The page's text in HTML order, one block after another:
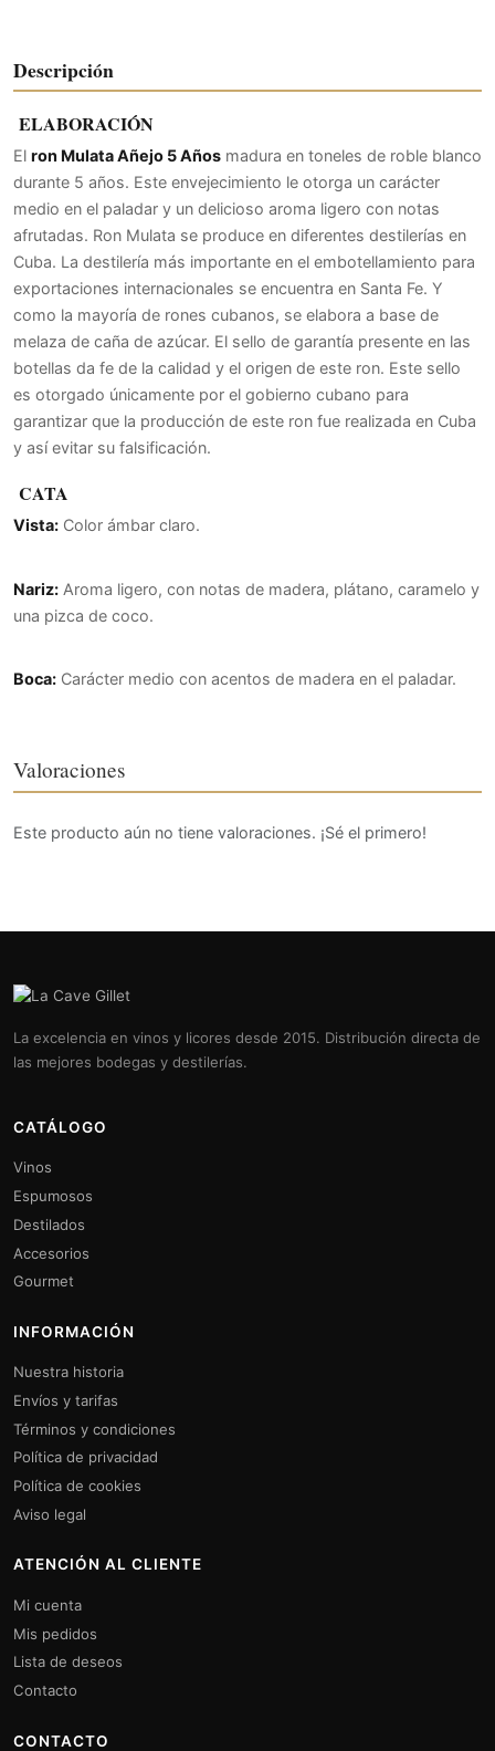
Descripción
ELABORACIÓN
El ron Mulata Añejo 5 Años madura en toneles de roble blanco
durante 5 años. Este envejecimiento le otorga un carácter
medio en el paladar y un delicioso aroma ligero con notas
afrutadas. Ron Mulata se produce en diferentes destilerías en
Cuba. La destilería más importante en el embotellamiento para
exportaciones internacionales se encuentra en Santa Fe. Y
como la mayoría de rones cubanos, se elabora a base de
melaza de caña de azúcar. El sello de garantía presente en las
botellas da fe de la calidad y el origen de este ron. Este sello
es otorgado únicamente por el gobierno cubano para
garantizar que la producción de este ron fue realizada en Cuba
y así evitar su falsificación.
CATA
Vista: Color ámbar claro.
Nariz: Aroma ligero, con notas de madera, plátano, caramelo y
una pizca de coco.
Boca: Carácter medio con acentos de madera en el paladar.
Valoraciones
Este producto aún no tiene valoraciones. ¡Sé el primero!
La excelencia en vinos y licores desde 2015. Distribución directa de
las mejores bodegas y destilerías.
CATÁLOGO
Vinos
Espumosos
Destilados
Accesorios
Gourmet
INFORMACIÓN
Nuestra historia
Envíos y tarifas
Términos y condiciones
Política de privacidad
Política de cookies
Aviso legal
ATENCIÓN AL CLIENTE
Mi cuenta
Mis pedidos
Lista de deseos
Contacto
CONTACTO